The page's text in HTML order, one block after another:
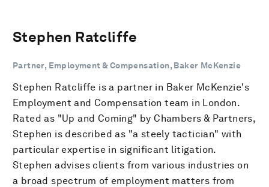
Stephen Ratcliffe
Partner, Employment & Compensation, Baker McKenzie
Stephen Ratcliffe is a partner in Baker McKenzie's
Employment and Compensation team in London.
Rated as "Up and Coming" by Chambers & Partners,
Stephen is described as "a steely tactician" with
particular expertise in significant litigation.
Stephen advises clients from various industries on
a broad spectrum of employment matters from